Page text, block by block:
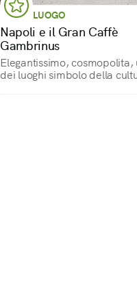
LUOGO
Napoli e il Gran Caffè
Gambrinus
Elegantissimo, cosmopolita,
dei luoghi simbolo della